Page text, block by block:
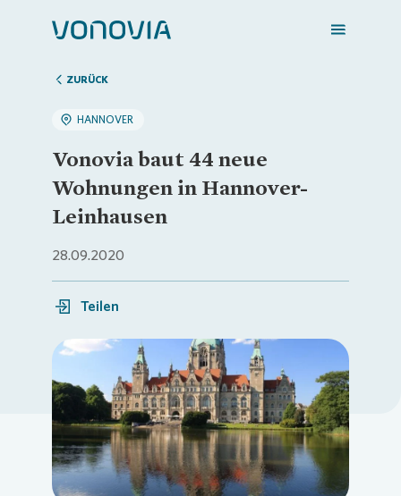
Zuhause finden
Mein Zuhause
Meine Stadt
Login
ZURÜCK
HANNOVER
Vonovia baut 44 neue
Wohnungen in Hannover-
Leinhausen
28.09.2020
Teilen
Loading...